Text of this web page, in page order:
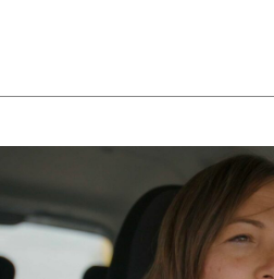
VÉDELEM ALATT /